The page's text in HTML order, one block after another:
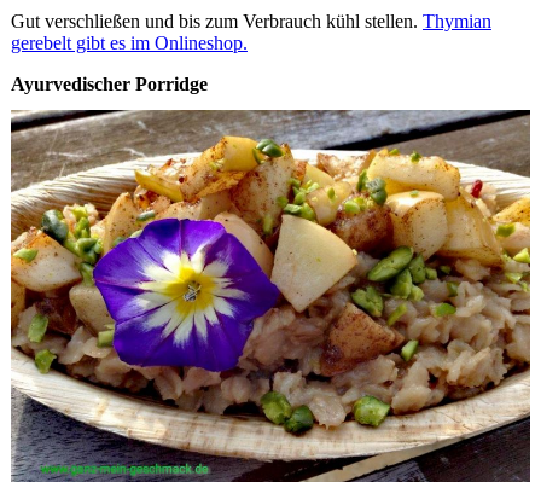
Gut verschließen und bis zum Verbrauch kühl stellen. Thymian
gerebelt gibt es im Onlineshop.
Ayurvedischer Porridge